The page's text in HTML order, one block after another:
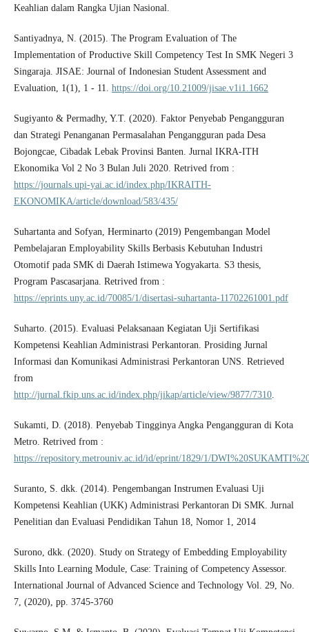
Keahlian dalam Rangka Ujian Nasional.
Santiyadnya, N. (2015). The Program Evaluation of The
Implementation of Productive Skill Competency Test In SMK Negeri 3
Singaraja. JISAE: Journal of Indonesian Student Assessment and
Evaluation, 1(1), 1 - 11. https://doi.org/10.21009/jisae.v1i1.1662
Sugiyanto & Permadhy, Y.T. (2020). Faktor Penyebab Pengangguran
dan Strategi Penanganan Permasalahan Pengangguran pada Desa
Bojongcae, Cibadak Lebak Provinsi Banten. Jurnal IKRA-ITH
Ekonomika Vol 2 No 3 Bulan Juli 2020. Retrived from :
https://journals.upi-yai.ac.id/index.php/IKRAITH-
EKONOMIKA/article/download/583/435/
Suhartanta and Sofyan, Herminarto (2019) Pengembangan Model
Pembelajaran Employability Skills Berbasis Kebutuhan Industri
Otomotif pada SMK di Daerah Istimewa Yogyakarta. S3 thesis,
Program Pascasarjana. Retrived from :
https://eprints.uny.ac.id/70085/1/disertasi-suhartanta-11702261001.pdf
Suharto. (2015). Evaluasi Pelaksanaan Kegiatan Uji Sertifikasi
Kompetensi Keahlian Administrasi Perkantoran. Prosiding Jurnal
Informasi dan Komunikasi Administrasi Perkantoran UNS. Retrieved
from
http://jurnal.fkip.uns.ac.id/index.php/jikap/article/view/9877/7310.
Sukamti, D. (2018). Penyebab Tingginya Angka Pengangguran di Kota
Metro. Retrived from :
https://repository.metrouniv.ac.id/id/eprint/1829/1/
Suranto, S. dkk. (2014). Pengembangan Instrumen Evaluasi Uji
Kompetensi Keahlian (UKK) Administrasi Perkantoran Di SMK. Jurnal
Penelitian dan Evaluasi Pendidikan Tahun 18, Nomor 1, 2014
Surono, dkk. (2020). Study on Strategy of Embedding Employability
Skills Into Learning Module, Case: Training of Competency Assessor.
International Journal of Advanced Science and Technology Vol. 29, No.
7, (2020), pp. 3745-3760